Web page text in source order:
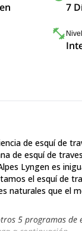
7
de esquí de
de esquí de
Lyngen es
el esquí de
naturales que el
5 programas de